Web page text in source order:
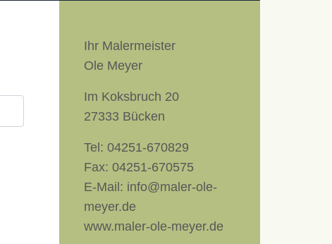
Ihr Malermeister
Ole Meyer
Im Koksbruch 20
27333 Bücken
Tel: 04251-670829
Fax: 04251-670575
E-Mail: info@maler-ole-
meyer.de
www.maler-ole-meyer.de